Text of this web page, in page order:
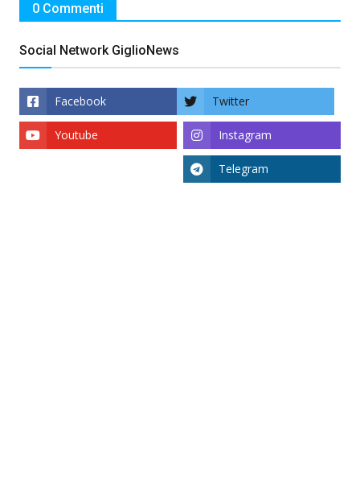
0 Commenti
Social Network GiglioNews
Facebook Twitter
Instagram
Youtube
Telegram